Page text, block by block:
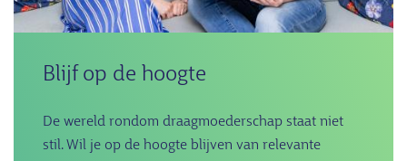
Blijf op de hoogte
De wereld rondom draagmoederschap staat niet
stil. Wil je op de hoogte blijven van relevante